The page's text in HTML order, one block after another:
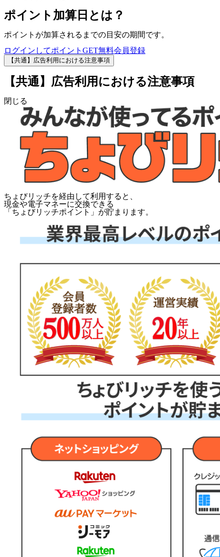
ポイント加算日とは？
ポイントが加算されるまでの目安の期間です。
ログインしてポイントGET無料会員登録
【共通】広告利用における注意事項
【共通】広告利用における注意事項
閉じる
ちょびリッチを経由して利用すると、
現金や電子マネーに交換できる
「 ちょびリッチポイント 」が貯まります。